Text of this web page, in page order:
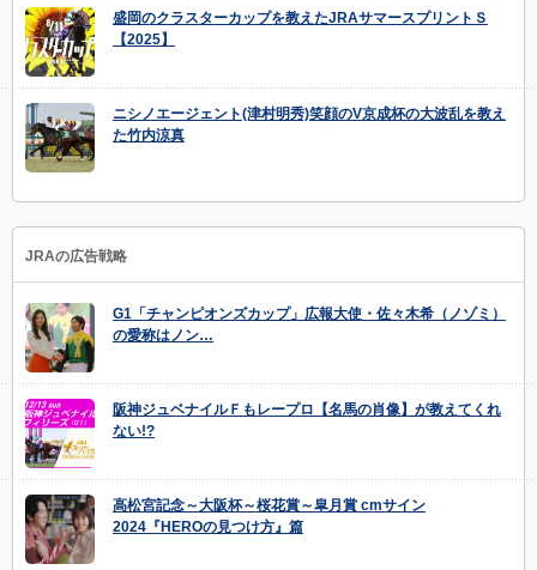
盛岡のクラスターカップを教えたJRAサマースプリントＳ
【2025】
ニシノエージェント(津村明秀)笑顔のV京成杯の大波乱を教え
た竹内涼真
JRAの広告戦略
G1「チャンピオンズカップ」広報大使・佐々木希（ノゾミ）
の愛称はノン…
阪神ジュベナイルＦもレープロ【名馬の肖像】が教えてくれ
ない!?
高松宮記念～大阪杯～桜花賞～皐月賞 cmサイン
2024『HEROの見つけ方』篇